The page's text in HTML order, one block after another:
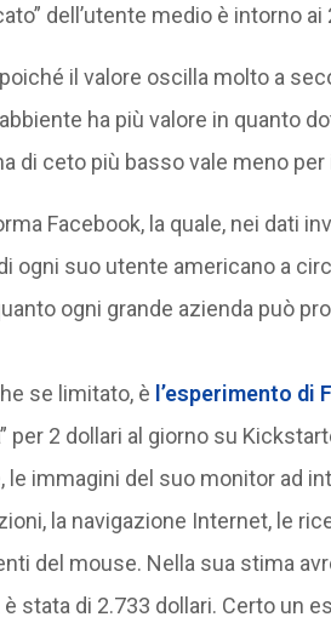
dell’utente medio è intorno ai
il valore oscilla molto a
ha più valore in quanto
di ceto più basso vale meno
Facebook, la quale, nei dati
ogni suo utente americano a
ogni grande azienda può
se limitato, è l’esperimento di
per 2 dollari al giorno su
immagini del suo monitor ad
la navigazione Internet, le
del mouse. Nella sua stima
stata di 2.733 dollari. Certo un